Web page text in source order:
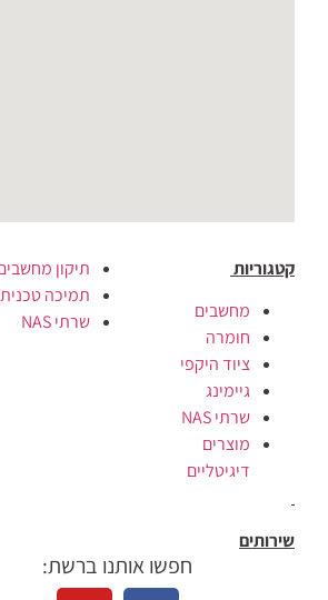
קטגוריות
מחשבים
חומרה
ציוד היקפי
גיימינג
שרתי NAS
מוצרים
דיגיטליים
שירותים
תיקון
תמיכה טכנית
שרתי NAS
חפשו אותנו ברשת: